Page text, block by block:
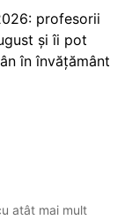
profesorii
și îi pot
în învățământ
atât mai mult